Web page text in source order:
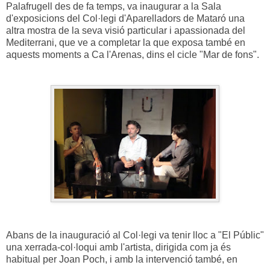
Palafrugell des de fa temps, va inaugurar a la Sala
d'exposicions del Col·legi d'Aparelladors de Mataró una
altra mostra de la seva visió particular i apassionada del
Mediterrani, que ve a completar la que exposa també en
aquests moments a Ca l'Arenas, dins el cicle "Mar de fons".
Abans de la inauguració al Col·legi va tenir lloc a "El Públic"
una xerrada-col·loqui amb l'artista, dirigida com ja és
habitual per Joan Poch, i amb la intervenció també, en